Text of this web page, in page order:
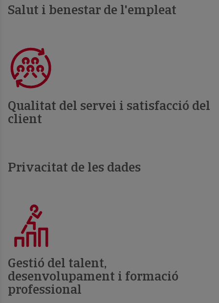
Salut i benestar de l'empleat
Qualitat del servei i satisfacció del
client
Privacitat de les dades
Gestió del talent,
desenvolupament i formació
professional